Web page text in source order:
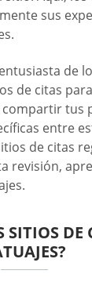
sus
de
de citas
tus
entre
de citas
revisión,
SITIOS DE